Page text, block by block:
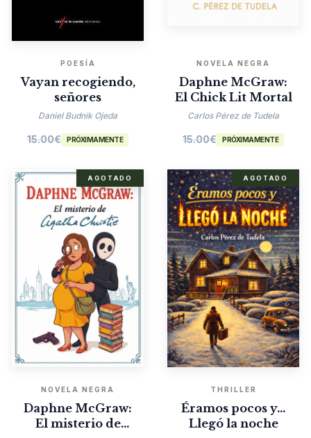
POESÍA
Vayan recogiendo,
señores
Daniel Budnik Ojeda
15.00€ PRÓXIMAMENTE
NOVELA NEGRA
Daphne McGraw:
El Chick Lit Mortal
Carlos Pérez de Tudela
15.00€ PRÓXIMAMENTE
AGOTADO
NOVELA NEGRA
Daphne McGraw:
El misterio de
AGOTADO
THRILLER
Éramos pocos y…
Llegó la noche